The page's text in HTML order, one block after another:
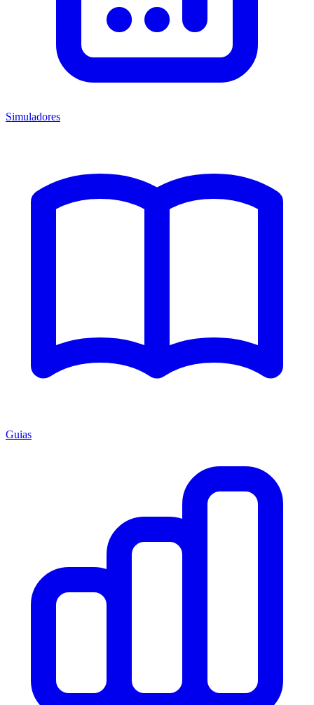
Simuladores
Guias